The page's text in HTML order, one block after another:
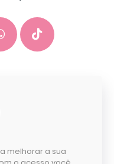
DE INFORMATICA E
0001-40
melhorar a sua